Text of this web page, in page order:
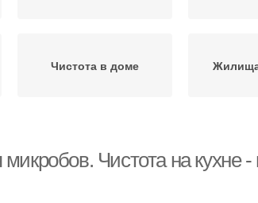
Чистота в доме
Чистота на кухне -